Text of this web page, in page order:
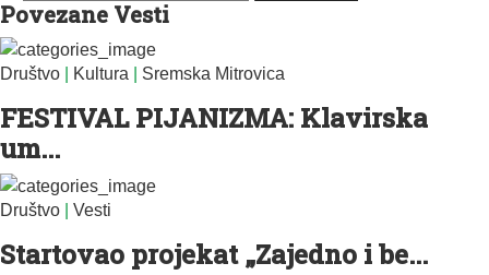
Povezane Vesti
Društvo Kultura Sremska Mitrovica
FESTIVAL PIJANIZMA: Klavirska
um...
Društvo Vesti
Startovao projekat „Zajedno i be...